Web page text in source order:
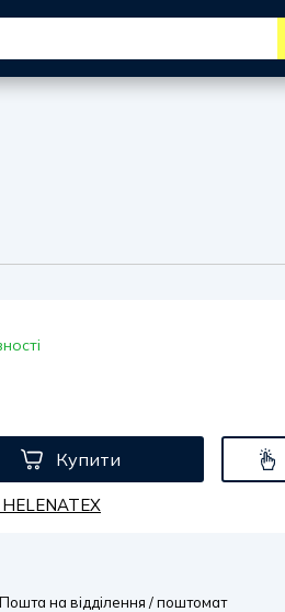
Купити
на відділення / поштомат